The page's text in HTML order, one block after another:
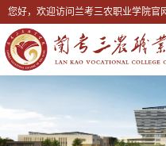
您好，欢迎访问兰考三农职业学院官